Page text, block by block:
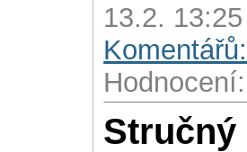
13.2.
Stručný